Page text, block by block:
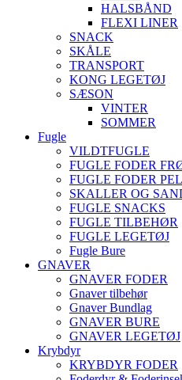
HALSBÅND
FLEXI LINER
SNACK
SKÅLE
TRANSPORT
KONG LEGETØJ
SÆSON
VINTER
SOMMER
Fugle
VILDTFUGLE
FUGLE FODER
FUGLE FODER
SKALLER OG
FUGLE SNACKS
FUGLE TILBEHØR
FUGLE LEGETØJ
Fugle Bure
GNAVER
GNAVER FODER
Gnaver tilbehør
Gnaver Bundlag
GNAVER BURE
GNAVER LEGETØJ
Krybdyr
KRYBDYR FODER